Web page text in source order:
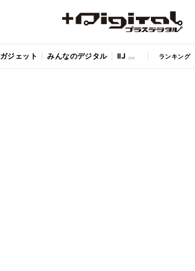
ガジェット みんなのデジタル IIJ ランキング